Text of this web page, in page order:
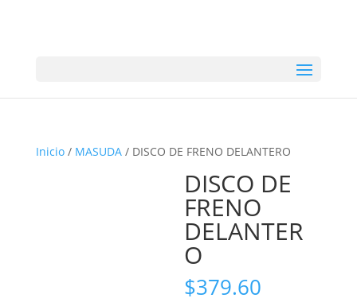
Inicio/ MASUDA/ DISCO DE FRENO DELANTERO
DISCO DE
FRENO
DELANTER
O
$379.60